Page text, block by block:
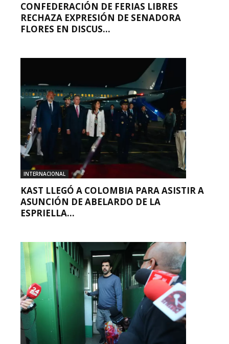
CONFEDERACIÓN DE FERIAS LIBRES
RECHAZA EXPRESIÓN DE SENADORA
FLORES EN DISCUS...
INTERNACIONAL
KAST LLEGÓ A COLOMBIA PARA ASISTIR A
ASUNCIÓN DE ABELARDO DE LA
ESPRIELLA...